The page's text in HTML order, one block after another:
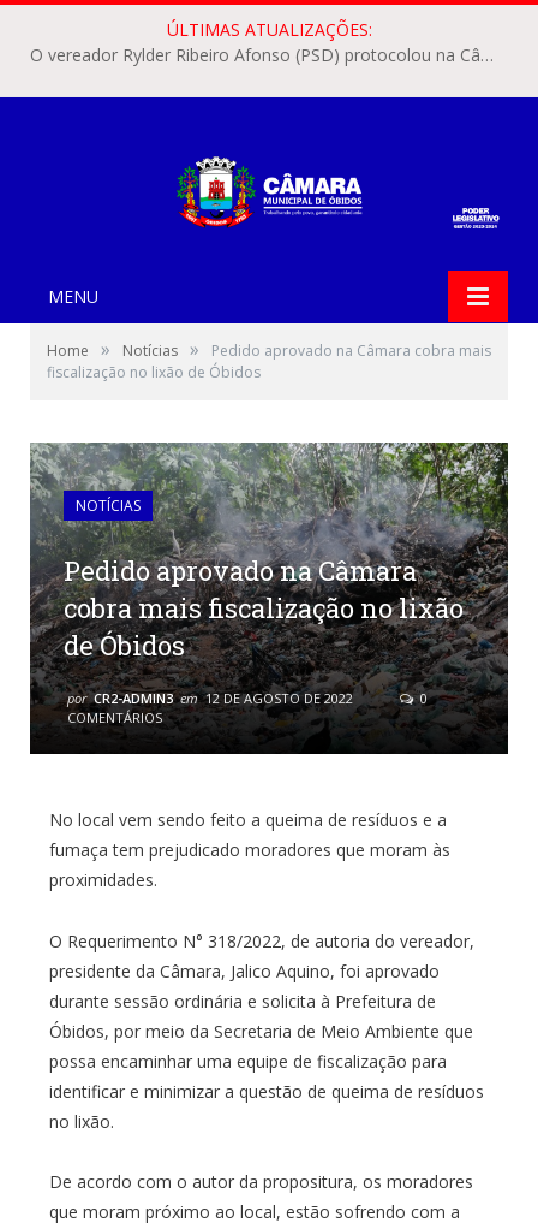
ÚLTIMAS ATUALIZAÇÕES:
O vereador Rylder Ribeiro Afonso (PSD) protocolou na Câmara Municipal de Óbidos o Requerimento nº 346/2026.
MENU
Home » Notícias »
Pedido aprovado na Câmara cobra mais
fiscalização no lixão de Óbidos
NOTÍCIAS
Pedido aprovado na Câmara
cobra mais fiscalização no lixão
de Óbidos
por CR2-ADMIN3 em 12 DE AGOSTO DE 2022
0
COMENTÁRIOS
No local vem sendo feito a queima de resíduos e a
fumaça tem prejudicado moradores que moram às
proximidades.
O Requerimento N° 318/2022, de autoria do vereador,
presidente da Câmara, Jalico Aquino, foi aprovado
durante sessão ordinária e solicita à Prefeitura de
Óbidos, por meio da Secretaria de Meio Ambiente que
possa encaminhar uma equipe de fiscalização para
identificar e minimizar a questão de queima de resíduos
no lixão.
De acordo com o autor da propositura, os moradores
que moram próximo ao local, estão sofrendo com a